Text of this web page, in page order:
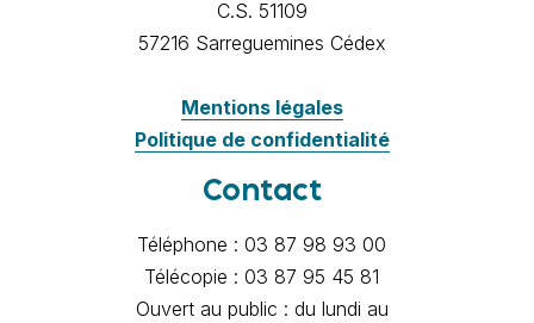
C.S. 51109
57216 Sarreguemines Cédex
Mentions légales
Politique de confidentialité
Contact
Téléphone : 03 87 98 93 00
Télécopie : 03 87 95 45 81
Ouvert au public : du lundi au